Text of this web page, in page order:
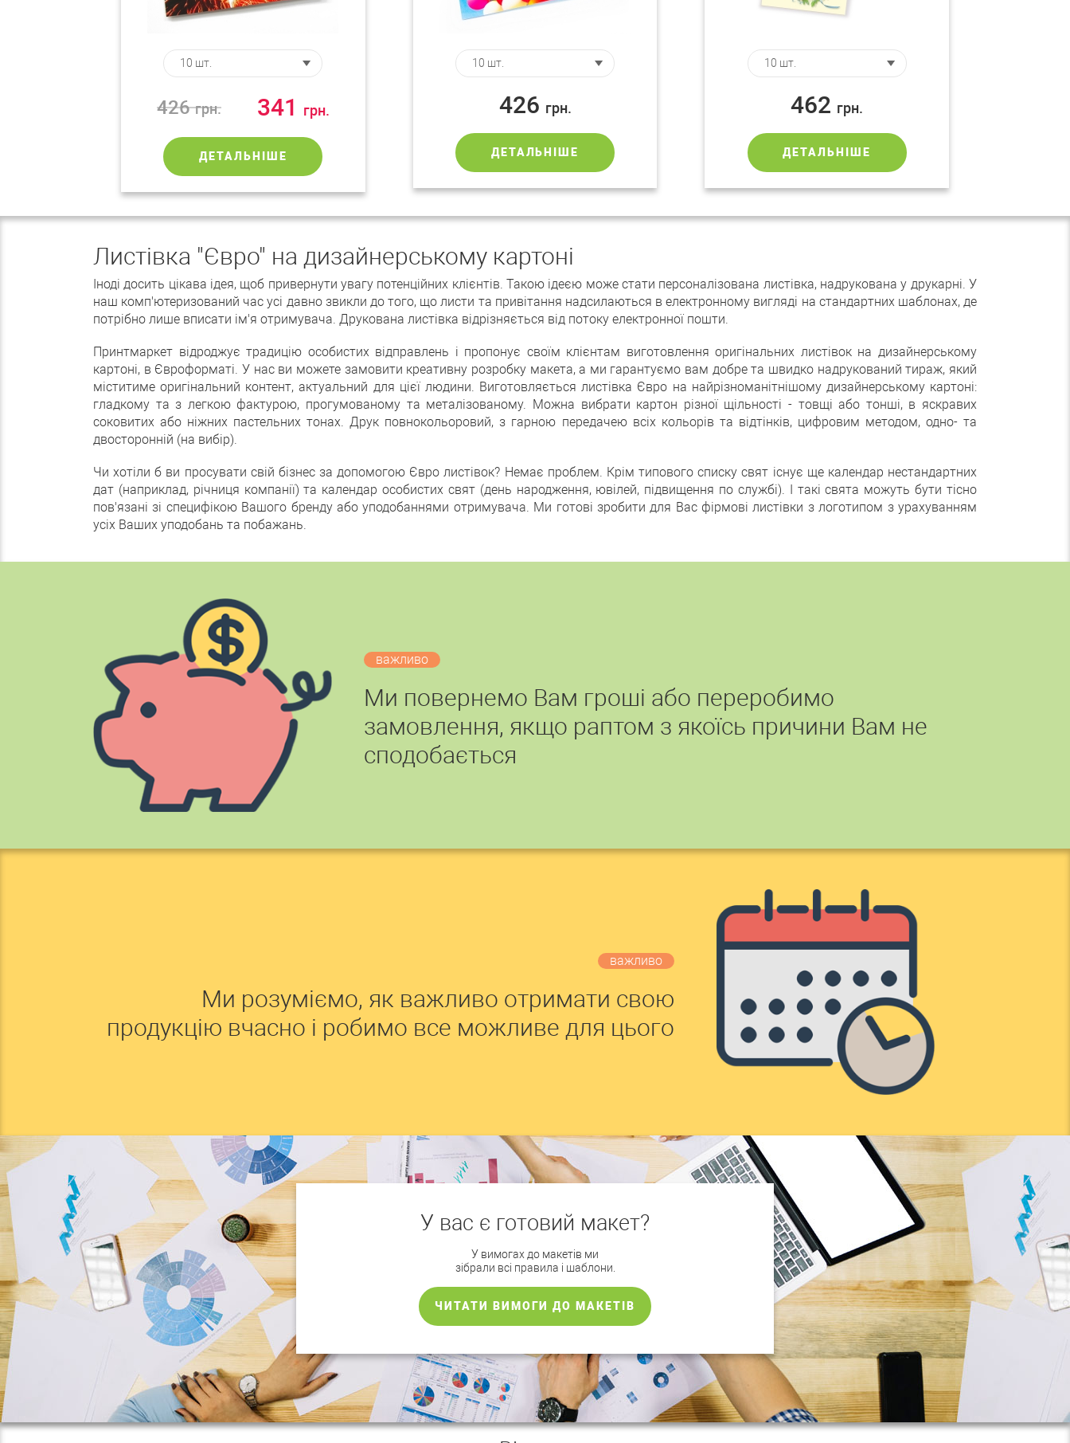
426грн. 341 грн.
ДЕТАЛЬНІШЕ
426 грн.
ДЕТАЛЬНІШЕ
462 грн.
ДЕТАЛЬНІШЕ
Листівка "Євро" на дизайнерському картоні
Іноді досить цікава ідея, щоб привернути увагу потенційних клієнтів. Такою ідеєю може стати персоналізована листівка, надрукована у друкарні. У
наш комп'ютеризований час усі давно звикли до того, що листи та привітання надсилаються в електронному вигляді на стандартних шаблонах, де
потрібно лише вписати ім'я отримувача. Друкована листівка відрізняється від потоку електронної пошти.
Принтмаркет відроджує традицію особистих відправлень і пропонує своїм клієнтам виготовлення оригінальних листівок на дизайнерському
картоні, в Євроформаті. У нас ви можете замовити креативну розробку макета, а ми гарантуємо вам добре та швидко надрукований тираж, який
міститиме оригінальний контент, актуальний для цієї людини. Виготовляється листівка Євро на найрізноманітнішому дизайнерському картоні:
гладкому та з легкою фактурою, прогумованому та металізованому. Можна вибрати картон різної щільності - товщі або тонші, в яскравих
соковитих або ніжних пастельних тонах. Друк повнокольоровий, з гарною передачею всіх кольорів та відтінків, цифровим методом, одно- та
двосторонній (на вибір).
Чи хотіли б ви просувати свій бізнес за допомогою Євро листівок? Немає проблем. Крім типового списку свят існує ще календар нестандартних
дат (наприклад, річниця компанії) та календар особистих свят (день народження, ювілей, підвищення по службі). І такі свята можуть бути тісно
пов'язані зі специфікою Вашого бренду або уподобаннями отримувача. Ми готові зробити для Вас фірмові листівки з логотипом з урахуванням
усіх Ваших уподобань та побажань.
важливо
Ми повернемо Вам гроші або переробимо
замовлення, якщо раптом з якоїсь причини Вам не
сподобається
важливо
Ми розуміємо, як важливо отримати свою
продукцію вчасно і робимо все можливе для цього
У вас є готовий макет?
У вимогах до макетів ми
зібрали всі правила і шаблони.
ЧИТАТИ ВИМОГИ ДО МАКЕТІВ